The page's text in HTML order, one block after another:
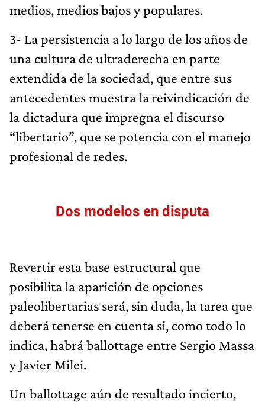
medios, medios bajos y populares.
3- La persistencia a lo largo de los años de
una cultura de ultraderecha en parte
extendida de la sociedad, que entre sus
antecedentes muestra la reivindicación de
la dictadura que impregna el discurso
“libertario”, que se potencia con el manejo
profesional de redes.
Dos modelos en disputa
Revertir esta base estructural que
posibilita la aparición de opciones
paleolibertarias será, sin duda, la tarea que
deberá tenerse en cuenta si, como todo lo
indica, habrá ballottage entre Sergio Massa
y Javier Milei.
Un ballottage aún de resultado incierto,